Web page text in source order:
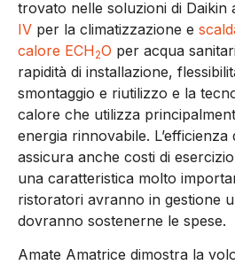
trovato nelle soluzioni di Daikin
IV per la climatizzazione e
calore ECH2O per acqua
rapidità di installazione,
smontaggio e riutilizzo e la
calore che utilizza
energia rinnovabile.
assicura anche costi di
una caratteristica molto
ristoratori avranno in gestione
dovranno sostenerne le spese.
Amate Amatrice dimostra la